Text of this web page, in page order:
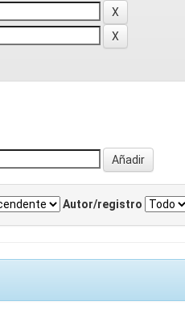
Autor/registro